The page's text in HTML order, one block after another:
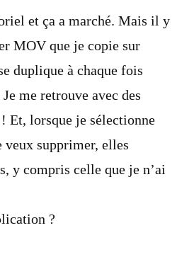
et ça a marché. Mais il y
MOV que je copie sur
duplique à chaque fois
me retrouve avec des
Et, lorsque je sélectionne
veux supprimer, elles
y compris celle que je n’ai
?